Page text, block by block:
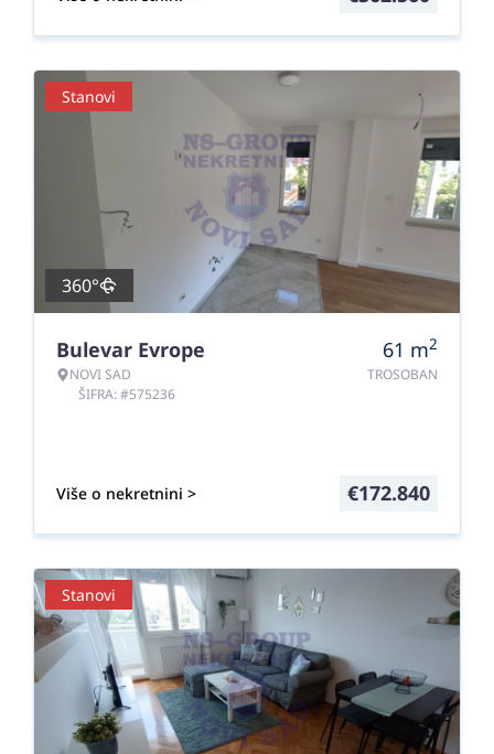
Stanovi
360°
Bulevar Evrope
NOVI SAD
ŠIFRA: #575236
61 m2
TROSOBAN
Više o nekretnini > €172.840
Stanovi